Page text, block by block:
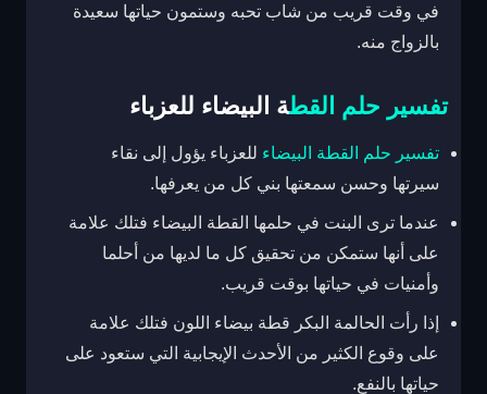
في وقت قريب من شاب تحبه وستمون حياتها سعيدة
بالزواج منه.
تفسير حلم القطة البيضاء للعزباء
تفسير حلم القطة البيضاء للعزباء يؤول إلى نقاء
سيرتها وحسن سمعتها بني كل من يعرفها.
عندما ترى البنت في حلمها القطة البيضاء فتلك علامة
على أنها ستمكن من تحقيق كل ما لديها من أحلما
وأمنيات في حياتها بوقت قريب.
إذا رأت الحالمة البكر قطة بيضاء اللون فتلك علامة
على وقوع الكثير من الأحدث الإيجابية التي ستعود على
حياتها بالنفع.